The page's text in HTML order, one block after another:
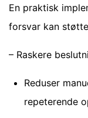
En praktisk
forsvar kan
– Raskere
Reduser
repeterende